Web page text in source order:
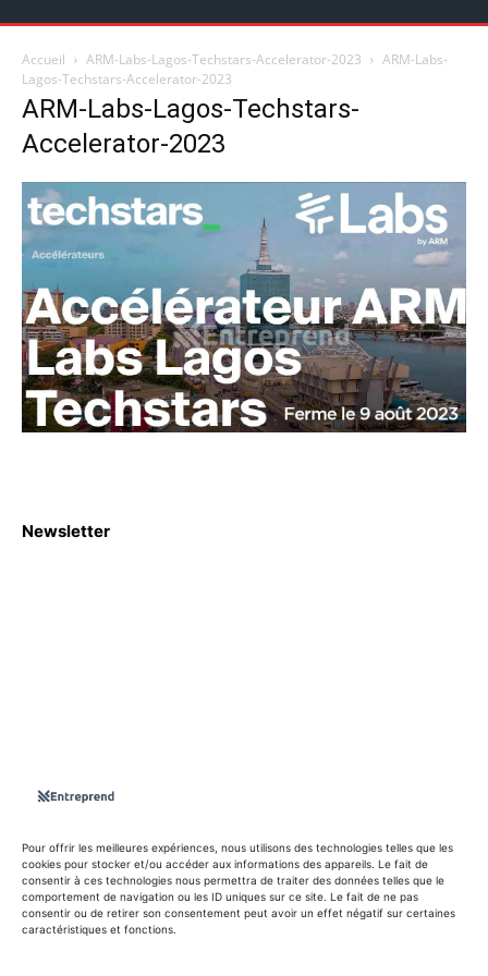
Pour offrir les meilleures expériences, nous utilisons des technologies telles que les
cookies pour stocker et/ou accéder aux informations des appareils. Le fait de
consentir à ces technologies nous permettra de traiter des données telles que le
comportement de navigation ou les ID uniques sur ce site. Le fait de ne pas
consentir ou de retirer son consentement peut avoir un effet négatif sur certaines
caractéristiques et fonctions.
Accueil ARM-Labs-Lagos-Techstars-Accelerator-2023
ARM-Labs-
Lagos-Techstars-Accelerator-2023
ARM-Labs-Lagos-Techstars-
Accelerator-2023
info@entreprend.net
Newsletter